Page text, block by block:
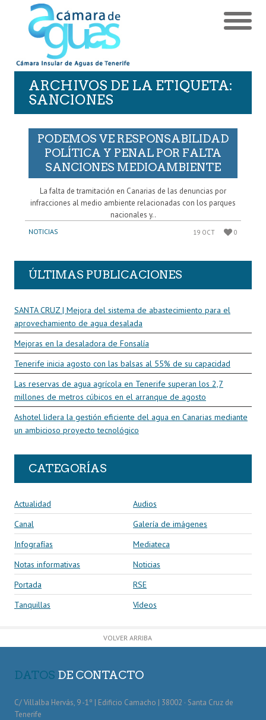
ARCHIVOS DE LA ETIQUETA:
SANCIONES
PODEMOS VE RESPONSABILIDAD
POLÍTICA Y PENAL POR FALTA
SANCIONES MEDIOAMBIENTE
La falta de tramitación en Canarias de las denuncias por
infracciones al medio ambiente relacionadas con los parques
nacionales y..
NOTICIAS 19 OCT 0
ÚLTIMAS PUBLICACIONES
SANTA CRUZ | Mejora del sistema de abastecimiento para el
aprovechamiento de agua desalada
Mejoras en la desaladora de Fonsalía
Tenerife inicia agosto con las balsas al 55% de su capacidad
Las reservas de agua agrícola en Tenerife superan los 2,7
millones de metros cúbicos en el arranque de agosto
Ashotel lidera la gestión eficiente del agua en Canarias mediante
un ambicioso proyecto tecnológico
CATEGORÍAS
Actualidad
Audios
Canal
Galería de imágenes
Infografías
Mediateca
Notas informativas
Noticias
Portada
RSE
Tanquillas
Vídeos
VOLVER ARRIBA
DATOS DE CONTACTO
C/ Villalba Hervás, 9 -1º | Edificio Camacho | 38002 · Santa Cruz de
Tenerife